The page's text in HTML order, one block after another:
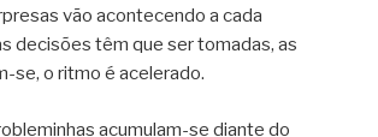
vão acontecendo a cada
decisões têm que ser tomadas, as
se, o ritmo é acelerado.
acumulam-se diante do